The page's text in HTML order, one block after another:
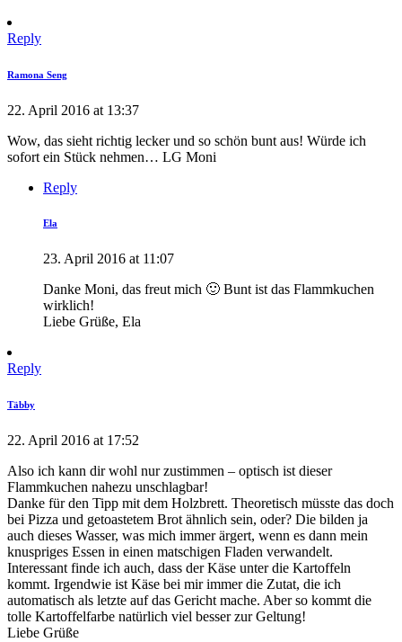
Reply
Ramona Seng
22. April 2016 at 13:37
Wow, das sieht richtig lecker und so schön bunt aus! Würde ich
sofort ein Stück nehmen… LG Moni
Reply
Ela
23. April 2016 at 11:07
Danke Moni, das freut mich 🙂 Bunt ist das Flammkuchen
wirklich!
Liebe Grüße, Ela
Reply
Täbby
22. April 2016 at 17:52
Also ich kann dir wohl nur zustimmen – optisch ist dieser
Flammkuchen nahezu unschlagbar!
Danke für den Tipp mit dem Holzbrett. Theoretisch müsste das doch
bei Pizza und getoastetem Brot ähnlich sein, oder? Die bilden ja
auch dieses Wasser, was mich immer ärgert, wenn es dann mein
knuspriges Essen in einen matschigen Fladen verwandelt.
Interessant finde ich auch, dass der Käse unter die Kartoffeln
kommt. Irgendwie ist Käse bei mir immer die Zutat, die ich
automatisch als letzte auf das Gericht mache. Aber so kommt die
tolle Kartoffelfarbe natürlich viel besser zur Geltung!
Liebe Grüße